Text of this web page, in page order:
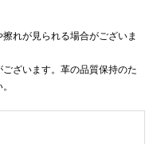
れが見られる場合がございま
ざいます。革の品質保持のた